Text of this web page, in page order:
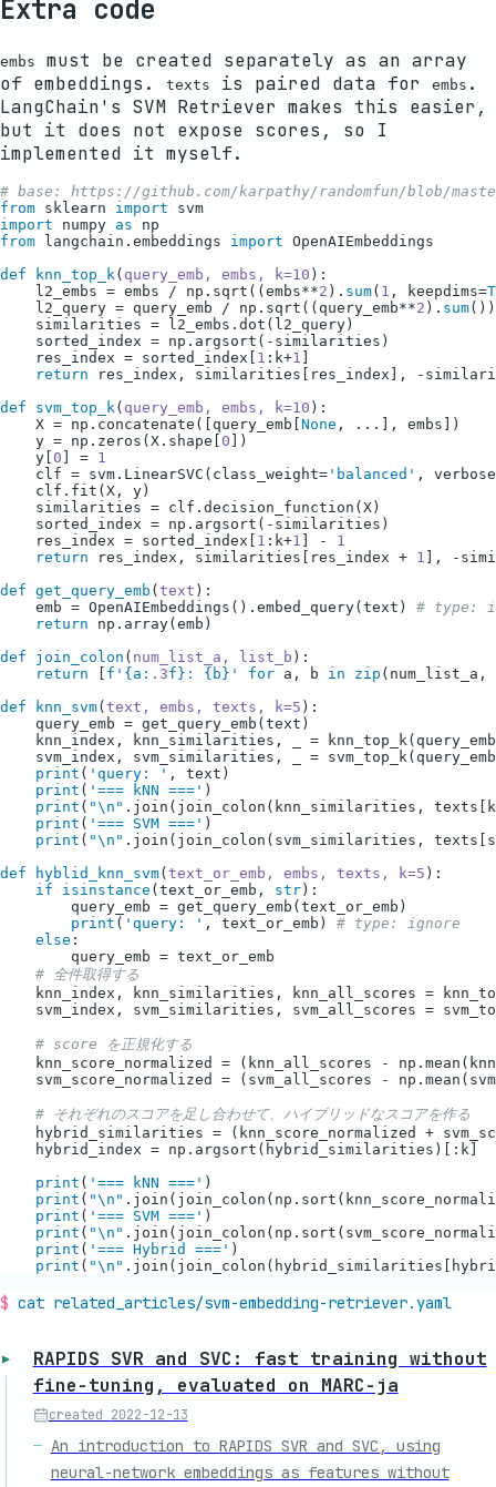
Extra code
embs
must be created separately as an array
of embeddings.
texts is paired data for embs .
LangChain's SVM Retriever makes this easier,
but it does not expose scores, so I
implemented it myself.
# base: https://github.com/karpathy/randomfun/blob/
from sklearn import
import numpy as
from langchain.embeddings import OpenAIEmbeddings
def
knn_top_k( query_emb, embs, k=10 ):
    l2_embs = embs / np.sqrt((embs**
2 ). sum( 1 , keepdims=
    l2_query = query_emb / np.sqrt((query_emb**
2 ). sum())
    similarities = l2_embs.dot(l2_query)
    sorted_index = np.argsort(-similarities)
    res_index = sorted_index[
1 :k+1
return res_index, similarities[res_index], -
def
svm_top_k( query_emb, embs, k=10 ):
    X = np.concatenate([query_emb[
None , ...], embs])
    y = np.zeros(X.shape[
0 ])
    y[
0 ] = 1
    clf = svm.LinearSVC(class_weight=
'balanced' ,
    clf.fit(X, y)
    similarities = clf.decision_function(X)
    sorted_index = np.argsort(-similarities)
    res_index = sorted_index[
1 :k+1 ] - 1
return res_index, similarities[res_index + 1 ], -
def get_query_emb ( text ):
    emb = OpenAIEmbeddings().embed_query(text)
# type:
return np.array(emb)
def
join_colon ( num_list_a, list_b ):
return
f' {a: .3f} : {b} ' for a, b in zip
def
knn_svm( text, embs, texts, k=5 ):
    query_emb = get_query_emb(text)
knn_index, knn_similarities, _ =
svm_index, svm_similarities, _ =
print ( 'query: ' , text)
print ( '=== kNN ===' )
print ( "\n" .join(join_colon(knn_similarities,
print ( '=== SVM ===' )
print ( "\n" .join(join_colon(svm_similarities,
def
hyblid_knn_svm( text_or_emb, embs, texts, k=5 ):
if
isinstance (text_or_emb, str ):
        query_emb = get_query_emb(text_or_emb)
print ( 'query: ' , text_or_emb) # type: ignore
else :
        query_emb = text_or_emb
# 全件取得する
knn_index, knn_similarities, knn_all_scores =
svm_index, svm_similarities, svm_all_scores =
# score を正規化する
knn_score_normalized = (knn_all_scores -
svm_score_normalized = (svm_all_scores -
# それぞれのスコアを足し合わせて、ハイブリッドなスコアを作る
hybrid_similarities = (knn_score_normalized +
    hybrid_index = np.argsort(hybrid_similarities)[:k]
print ( '=== kNN ===' )
print ( "\n"
print ( '=== SVM ===' )
print ( "\n"
print ( '=== Hybrid ===' )
print ( "\n"
cat related_articles/svm-embedding-retriever.yaml
RAPIDS SVR and SVC: fast training without
fine-tuning, evaluated on MARC-ja
created 2022-12-13
An introduction to RAPIDS SVR and SVC, using
neural-network embeddings as features without